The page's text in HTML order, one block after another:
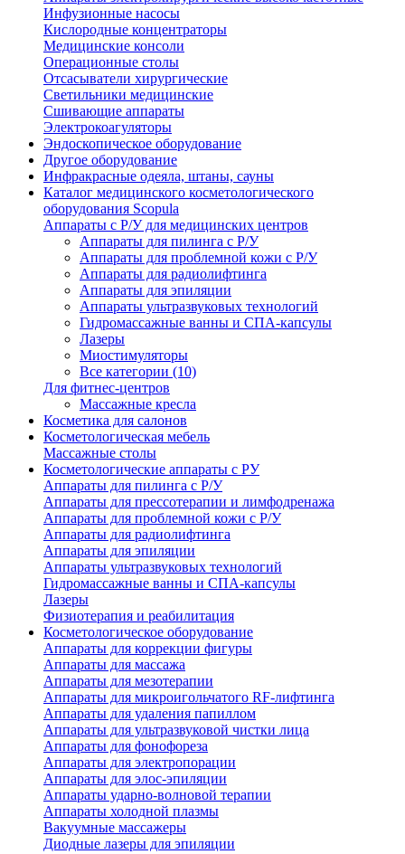
Инфузионные насосы
Кислородные концентраторы
Медицинские консоли
Операционные столы
Отсасыватели хирургические
Светильники медицинские
Сшивающие аппараты
Электрокоагуляторы
Эндоскопическое оборудование
Другое оборудование
Инфракрасные одеяла, штаны, сауны
Каталог медицинского косметологического
оборудования Scopula
Аппараты с Р/У для медицинских центров
Аппараты для пилинга с Р/У
Аппараты для проблемной кожи с Р/У
Аппараты для радиолифтинга
Аппараты для эпиляции
Аппараты ультразвуковых технологий
Гидромассажные ванны и СПА-капсулы
Лазеры
Миостимуляторы
Все категории (10)
Для фитнес-центров
Массажные кресла
Косметика для салонов
Косметологическая мебель
Массажные столы
Косметологические аппараты с РУ
Аппараты для пилинга с Р/У
Аппараты для прессотерапии и лимфодренажа
Аппараты для проблемной кожи с Р/У
Аппараты для радиолифтинга
Аппараты для эпиляции
Аппараты ультразвуковых технологий
Гидромассажные ванны и СПА-капсулы
Лазеры
Физиотерапия и реабилитация
Косметологическое оборудование
Аппараты для коррекции фигуры
Аппараты для массажа
Аппараты для мезотерапии
Аппараты для микроигольчатого RF-лифтинга
Аппараты для удаления папиллом
Аппараты для ультразвуковой чистки лица
Аппараты для фонофореза
Аппараты для электропорации
Аппараты для элос-эпиляции
Аппараты ударно-волновой терапии
Аппараты холодной плазмы
Вакуумные массажеры
Диодные лазеры для эпиляции